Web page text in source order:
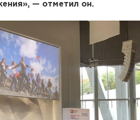
— отметил он.